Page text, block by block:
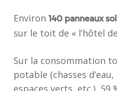
Environ 140 panneaux
sur le toit de « l’hôtel
Sur la consommation
potable (chasses
espaces verts, etc.), 59